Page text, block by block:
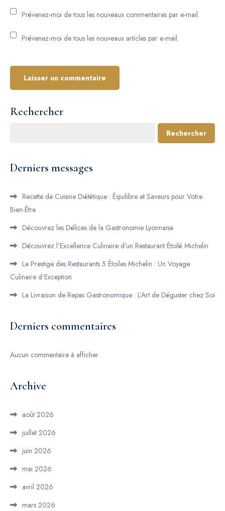
Prévenez-moi de tous les nouveaux commentaires par e-mail.
Prévenez-moi de tous les nouveaux articles par e-mail.
Rechercher
Rechercher
Derniers messages
Recette de Cuisine Diététique : Équilibre et Saveurs pour Votre
Bien-Être
Découvrez les Délices de la Gastronomie Lyonnaise
Découvrez l’Excellence Culinaire d’un Restaurant Étoilé Michelin
Le Prestige des Restaurants 5 Étoiles Michelin : Un Voyage
Culinaire d’Exception
La Livraison de Repas Gastronomique : L’Art de Déguster chez Soi
Derniers commentaires
Aucun commentaire à afficher.
Archive
août 2026
juillet 2026
juin 2026
mai 2026
avril 2026
mars 2026